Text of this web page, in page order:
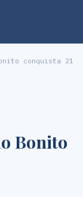
conquista 21
Bonito